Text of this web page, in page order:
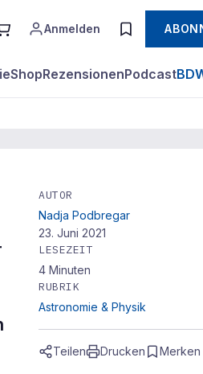
Anmelden
ShopRezensionenPodcast
AUTOR
Nadja Podbregar
23. Juni 2021
LESEZEIT
4 Minuten
RUBRIK
Astronomie & Physik
Teilen Drucken Merken